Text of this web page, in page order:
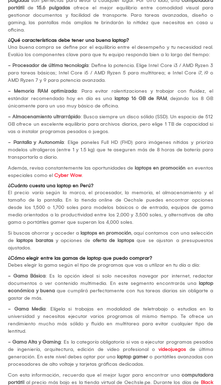
portátil de 15.6 pulgadas ofrece el mejor equilibrio entre comodidad visual para
gestionar documentos y facilidad de transporte. Para tareas avanzadas, diseño o
gaming, las pantallas más amplias te brindarán la nitidez que necesitas en casa u
oficina.
¿Qué características debe tener una buena laptop?
Una buena compra se define por el equilibrio entre el desempeño y tu necesidad real.
Evalúa los componentes clave para que tu equipo responda bien a lo largo del tiempo:
- Procesador de última tecnología: Define la potencia. Elige Intel Core i3 / AMD Ryzen 3
para tareas básicas; Intel Core i5 / AMD Ryzen 5 para multitarea; e Intel Core i7, i9 o
AMD Ryzen 7 y 9 para potencia avanzada.
- Memoria RAM optimizada: Para evitar ralentizaciones y trabajar con fluidez, el
estándar recomendado hoy en día es una laptop 16 GB de RAM, dejando los 8 GB
únicamente para un uso muy básico de oficina.
- Almacenamiento ultrarrápido: Busca siempre un disco sólido (SSD). Un espacio de 512
GB ofrece un excelente equilibrio para archivos diarios, pero elige 1 TB de capacidad si
vas a instalar programas pesados o juegos.
- Pantalla y Autonomía: Elige paneles Full HD (FHD) para imágenes nítidas y prioriza
modelos ultraligeros (entre 1 y 1.5 kg) que te aseguren más de 8 horas de batería para
transportarla a diario.
Además, revisa constantemente las oportunidades de laptops en promoción en eventos
especiales como el Cyber Wow.
¿Cuánto cuesta una laptop en Perú?
El precio varía según la marca, el procesador, la memoria, el almacenamiento y el
tamaño de la pantalla. En la tienda online de Oechsle puedes encontrar opciones
desde los 1,500 o 1,700 soles para modelos básicos o de entrada, equipos de gama
media orientados a la productividad entre los 2,000 y 3,500 soles, y alternativas de alta
gama o portátiles gamer que superan los 4,000 soles.
Si buscas ahorrar y acceder a laptops en promoción, aquí contamos con una selección
de laptops baratas y opciones de oferta de laptops que se ajustan a presupuestos
ajustados.
¿Cómo elegir entre las gamas de laptop que puedo comprar?
Debes elegir la gama según el tipo de programas que vas a utilizar en tu día a día:
- Gama Básica: Es la opción ideal si solo necesitas navegar por internet, redactar
documentos o ver contenido multimedia. En este segmento encontrarás una laptop
económica y buena que cumplirá perfectamente con tus tareas diarias sin obligarte a
gastar de más.
- Gama Media: Elígela si trabajas en modalidad de teletrabajo o estudias en la
universidad y necesitas ejecutar varios programas al mismo tiempo. Te ofrece un
rendimiento mucho más sólido y fluido en multitarea para evitar cualquier tipo de
lentitud.
- Gama Alta y Gaming: Es la categoría obligatoria si vas a ejecutar programas pesados
de ingeniería, arquitectura, edición de video profesional o videojuegos de última
generación. En este nivel debes optar por una laptop gamer o portátiles avanzadas con
procesadores de alto voltaje y tarjetas gráficas dedicadas.
Con esta información, recuerda que el mejor lugar para encontrar una computadora
portátil al precio más bajo es la tienda virtual de Oechsle.pe. Durante los días de Black